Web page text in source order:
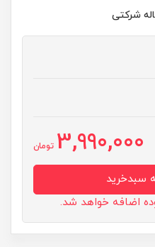
شرکتی
3,990,000 تومان